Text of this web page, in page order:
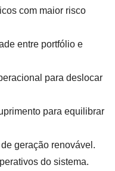
com maior risco
entre portfólio e
para deslocar
para equilibrar
geração renovável.
do sistema.